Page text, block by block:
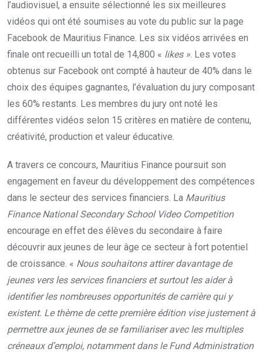
l’audiovisuel, a ensuite sélectionné les six meilleures
vidéos qui ont été soumises au vote du public sur la page
Facebook de Mauritius Finance. Les six vidéos arrivées en
finale ont recueilli un total de 14,800 « likes ». Les votes
obtenus sur Facebook ont compté à hauteur de 40% dans le
choix des équipes gagnantes, l’évaluation du jury composant
les 60% restants. Les membres du jury ont noté les
différentes vidéos selon 15 critères en matière de contenu,
créativité, production et valeur éducative.
A travers ce concours, Mauritius Finance poursuit son
engagement en faveur du développement des compétences
dans le secteur des services financiers. La Mauritius
Finance National Secondary School Video Competition
encourage en effet des élèves du secondaire à faire
découvrir aux jeunes de leur âge ce secteur à fort potentiel
de croissance. « Nous souhaitons attirer davantage de
jeunes vers les services financiers et surtout les aider à
identifier les nombreuses opportunités de carrière qui y
existent. Le thème de cette première édition vise justement à
permettre aux jeunes de se familiariser avec les multiples
créneaux d’emploi, notamment dans le Fund Administration